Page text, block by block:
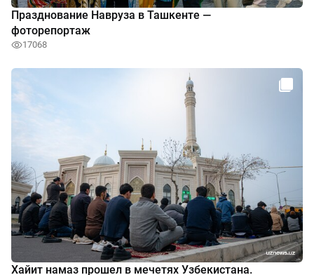
Празднование Навруза в Ташкенте —
фоторепортаж
17068
Хайит намаз прошел в мечетях Узбекистана.